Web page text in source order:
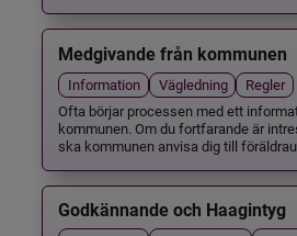
Medgivande från kommunen
Information Vägledning
Regler
Ofta börjar processen med ett
kommunen. Om du fortfarande är
ska kommunen anvisa dig till
Godkännande och Haagintyg